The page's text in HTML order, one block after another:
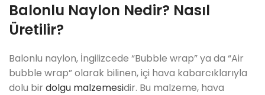
Balonlu Naylon Nedir? Nasıl
Üretilir?
Balonlu naylon, İngilizcede “Bubble wrap” ya da “Air
bubble wrap” olarak bilinen, içi hava kabarcıklarıyla
dolu bir dolgu malzemesidir. Bu malzeme, hava